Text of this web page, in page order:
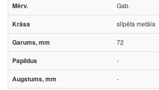
Gab.
slīpēta metāla
72
-
-